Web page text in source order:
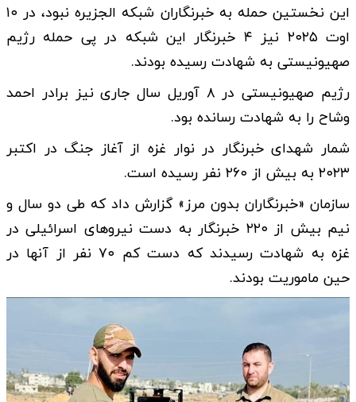
این نخستین حمله به خبرنگاران شبکه الجزیره نبود، در ۱۰
اوت ۲۰۲۵ نیز ۴ خبرنگار این شبکه در پی حمله رژیم
صهیونیستی به شهادت رسیده بودند.
رژیم صهیونیستی در ۸ آوریل سال جاری نیز برادر احمد
وشاح را به شهادت رسانده بود.
شمار شهدای خبرنگار در نوار غزه از آغاز جنگ در اکتبر
۲۰۲۳ به بیش از ۲۶۰ نفر رسیده است.
سازمان «خبرنگاران بدون مرز» گزارش داد که طی دو سال و
نیم بیش از ۲۲۰ خبرنگار به دست نیروهای اسرائیلی در
غزه به شهادت رسیدند که دست کم ۷۰ نفر از آنها در
حین ماموریت بودند.